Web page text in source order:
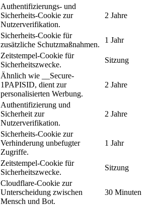
Authentifizierungs- und
Sicherheits-Cookie zur
Nutzerverifikation.
2 Jahre
Sicherheits-Cookie für
zusätzliche Schutzmaßnahmen.
1 Jahr
Zeitstempel-Cookie für
Sicherheitszwecke.
Sitzung
Ähnlich wie __Secure-
1PAPISID, dient zur
personalisierten Werbung.
2 Jahre
Authentifizierung und
Sicherheit zur
Nutzerverifikation.
2 Jahre
Sicherheits-Cookie zur
Verhinderung unbefugter
Zugriffe.
1 Jahr
Zeitstempel-Cookie für
Sicherheitszwecke.
Sitzung
Cloudflare-Cookie zur
Unterscheidung zwischen
Mensch und Bot.
30 Minuten